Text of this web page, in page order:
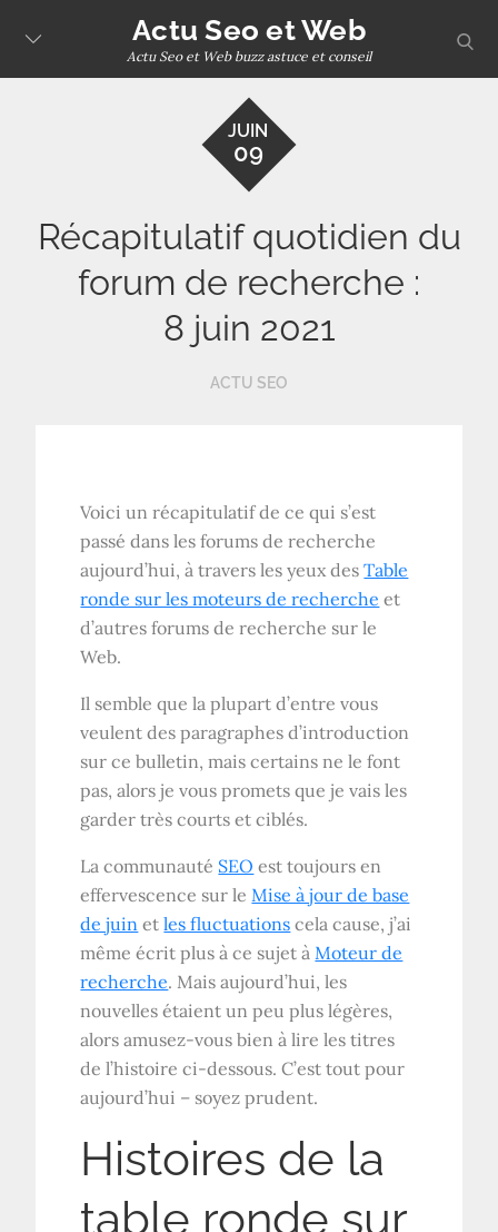
content
Actu Seo et Web
Actu Seo et Web buzz astuce et conseil
JUIN
09
Récapitulatif quotidien du
forum de recherche :
8 juin 2021
ACTU SEO
Voici un récapitulatif de ce qui s’est
passé dans les forums de recherche
aujourd’hui, à travers les yeux desTable
ronde sur les moteurs de recherche et
d’autres forums de recherche sur le
Web.
Il semble que la plupart d’entre vous
veulent des paragraphes d’introduction
sur ce bulletin, mais certains ne le font
pas, alors je vous promets que je vais les
garder très courts et ciblés.
La communauté SEO est toujours en
effervescence sur leMise à jour de base
de juin etles fluctuations cela cause, j’ai
même écrit plus à ce sujet àMoteur de
recherche. Mais aujourd’hui, les
nouvelles étaient un peu plus légères,
alors amusez-vous bien à lire les titres
de l’histoire ci-dessous. C’est tout pour
aujourd’hui – soyez prudent.
Histoires de la
table ronde sur